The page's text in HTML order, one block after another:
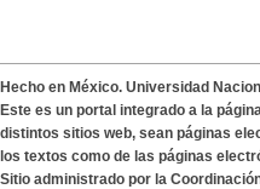
Hecho en México. Universidad
Este es un portal integrado a la
distintos sitios web, sean páginas
los textos como de las páginas
Sitio administrado por la